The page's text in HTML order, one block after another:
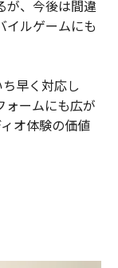
が、今後は間違
イルゲームにも
早く対応し
ォームにも広が
オ体験の価値